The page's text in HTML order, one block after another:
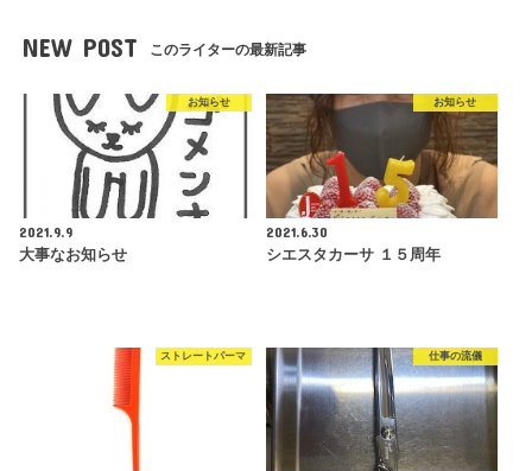
NEW POST このライターの最新記事
お知らせ
2021.9.9
大事なお知らせ
お知らせ
2021.6.30
シエスタカーサ １５周年
ストレートパーマ 仕事の流儀